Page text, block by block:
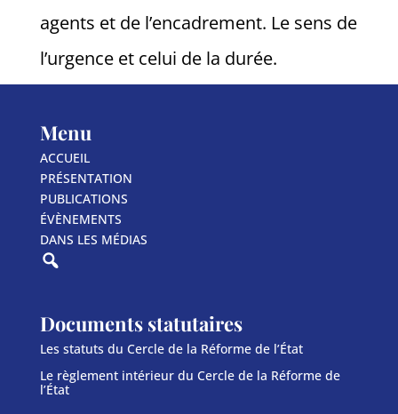
agents et de l’encadrement. Le sens de
l’urgence et celui de la durée.
Menu
ACCUEIL
PRÉSENTATION
PUBLICATIONS
ÉVÈNEMENTS
DANS LES MÉDIAS
Documents statutaires
Les statuts du Cercle de la Réforme de l’État
Le règlement intérieur du Cercle de la Réforme de
l’État